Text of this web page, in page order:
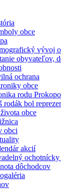
obce
vývoj
obyvateľov,
ochrana
obce
rodu
rodák bol
obce
obci
akcií
ochotnícky
dôchodcov